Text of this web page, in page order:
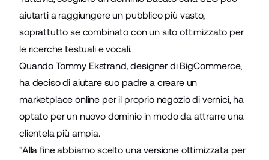
aiutarti a raggiungere un pubblico più vasto,
soprattutto se combinato con un sito ottimizzato per
le ricerche testuali e vocali.
Quando Tommy Ekstrand, designer di BigCommerce,
ha deciso di aiutare suo padre a creare un
marketplace online per il proprio negozio di vernici, ha
optato per un nuovo dominio in modo da attrarre una
clientela più ampia.
"Alla fine abbiamo scelto una versione ottimizzata per